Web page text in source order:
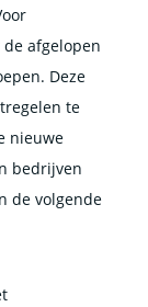
afgelopen
Deze
te
nieuwe
bedrijven
de volgende